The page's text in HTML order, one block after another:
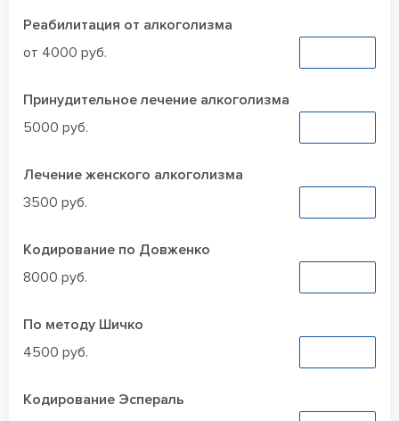
Реабилитация от алкоголизма
от 4000 руб.
Принудительное лечение алкоголизма
5000 руб.
Лечение женского алкоголизма
3500 руб.
Кодирование по Довженко
8000 руб.
По методу Шичко
4500 руб.
Кодирование Эспераль